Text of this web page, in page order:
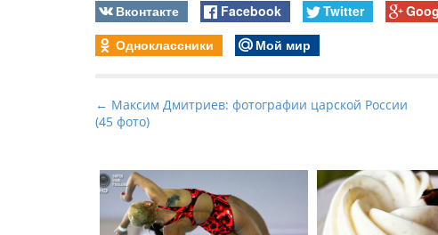
Вконтакте Facebook Twitter
Одноклассники
Мой мир
P
o
t
n
a
← Максим Дмитриев: фотографии царской России
(45 фото)